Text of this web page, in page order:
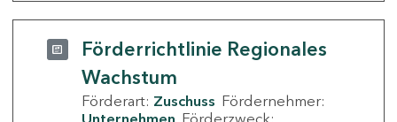
Förderrichtlinie Regionales
Wachstum
Förderart: Zuschuss Fördernehmer: